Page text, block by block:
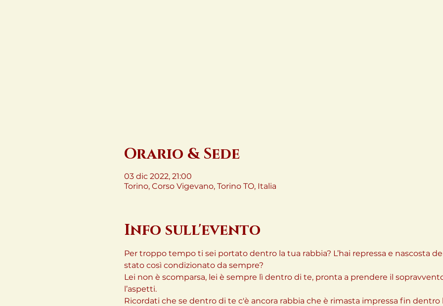
Orario & Sede
03 dic 2022, 21:00
Torino, Corso Vigevano, Torino TO, Italia
Info sull'evento
Per troppo tempo ti sei portato dentro la tua rabbia? L’hai repressa e nascosta
stato così condizionato da sempre?
Lei non è scomparsa, lei è sempre lì dentro di te, pronta a prendere il
l’aspetti.
Ricordati che se dentro di te c'è ancora rabbia che è rimasta impressa fin dentro